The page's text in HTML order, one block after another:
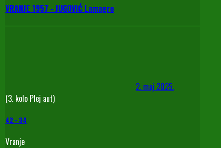
VRANJE 1957 - JUGOVIĆ Lamagro
2. maj 2025.
(3. kolo Plej aut)
42 - 34
Vranje